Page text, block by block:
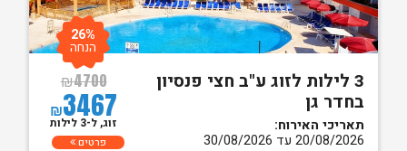
3 לילות לזוג ע"ב חצי פנסיון
בחדר גן
תאריכי האירוח:
20/08/2026 עד 30/08/2026
₪4700
₪3467
26%
הנחה
זוג, ל-3 לילות
פרטים